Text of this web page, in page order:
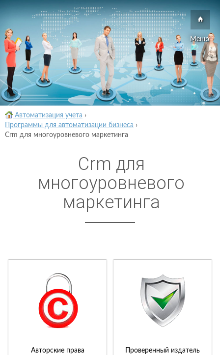
Меню
Автоматизация учета ›
Программы для автоматизации бизнеса ›
Crm для многоуровневого маркетинга
Crm для
многоуровневого
маркетинга
Авторские права Проверенный издатель